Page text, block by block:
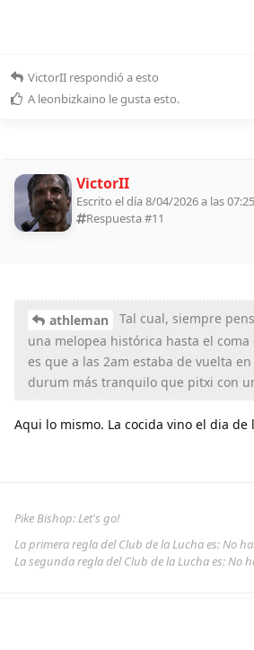
VictorII respondió a esto
A leonbizkaino le gusta esto.
VictorII
Escrito el día 8/04/2026 a las 07:25
Respuesta #11
athleman
Tal cual, siempre
una melopea histórica hasta el
es que a las 2am estaba de vuelta
durum más tranquilo que pitxi con
Aqui lo mismo. La cocida vino el dia
Pike Bishop: Let's go!
La primera regla del Club de la Lucha es: No
La segunda regla del Club de la Lucha es: No